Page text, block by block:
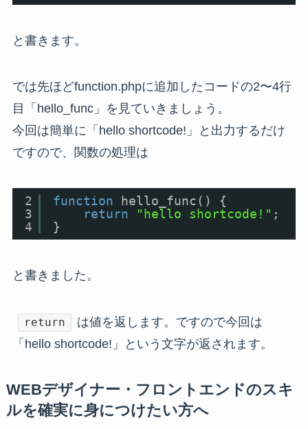
と書きます。
では先ほどfunction.phpに追加したコードの2〜4行
目「hello_func」を見ていきましょう。
今回は簡単に「hello shortcode!」と出力するだけ
ですので、関数の処理は
2
3
4
function
hello_func() {
return
"hello shortcode!" ;
}
と書きました。
return
は値を返します。ですので今回は
「hello shortcode!」という文字が返されます。
WEBデザイナー・フロントエンドのスキ
ルを確実に身につけたい方へ